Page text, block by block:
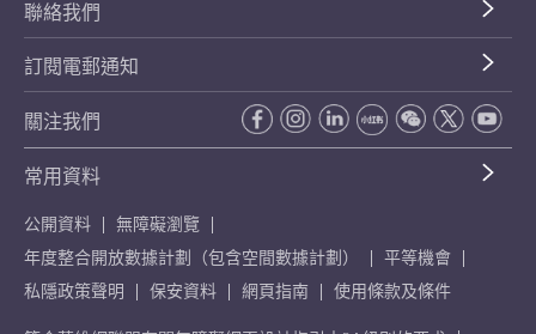
聯絡我們
訂閱電郵通知
關注我們
常用資料
公開資料
無障礙瀏覽
年度整合開放數據計劃（包含空間數據計劃）
平等機會
私隱政策聲明
保安資料 網頁指南 使用條款及條件